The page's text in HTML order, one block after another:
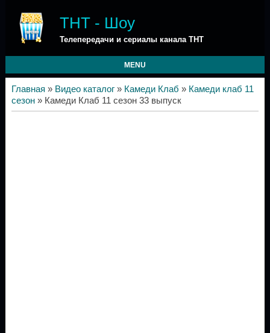
ТНТ - Шоу
Телепередачи и сериалы канала ТНТ
MENU
Главная » Видео каталог» Камеди Клаб » Камеди клаб 11
сезон» Камеди Клаб 11 сезон 33 выпуск